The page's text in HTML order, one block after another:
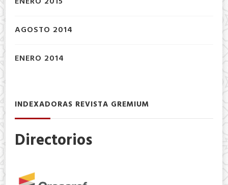
AGOSTO 2014
ENERO 2014
INDEXADORAS REVISTA GREMIUM
Directorios